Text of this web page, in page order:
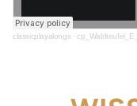
classicplayalongs·cp_Waldteufel_E_-